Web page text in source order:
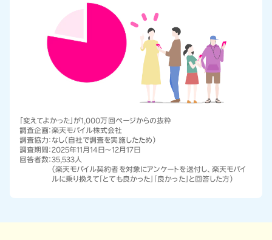
「変えてよかった」が1,000万回ページからの抜粋
調査企画：楽天モバイル株式会社
調査協力： なし（自社で調査を実施したため）
調査期間：2025年11月14日～12月17日
回答者数：35,533人
（楽天モバイル契約者を対象にアンケートを送付し、楽天モバイ
ルに乗り換えて「とても良かった」「良かった」と回答した方）